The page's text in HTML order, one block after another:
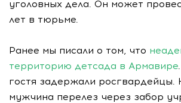
уголовных дела. Он может
лет в тюрьме.
Ранее мы писали о том, что
территорию детсада в Армавире
гостя задержали росгвардейцы.
мужчина перелез через забор